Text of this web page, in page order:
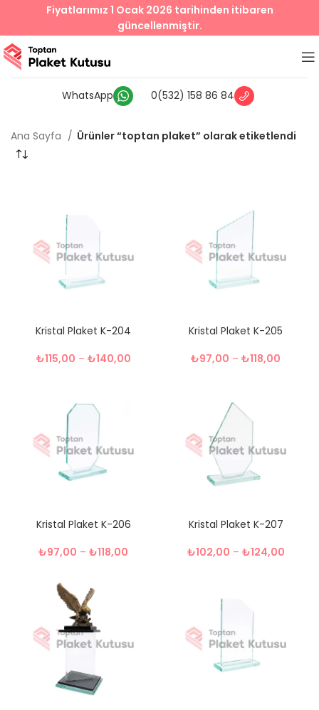
WhatsApp 0(532) 158 86 84
Ana Sayfa Ürünler “toptan plaket” olarak etiketlendi
Kristal Plaket K-204
₺115,00 – ₺140,00
Kristal Plaket K-205
₺97,00 – ₺118,00
Kristal Plaket K-206
₺97,00 – ₺118,00
Kristal Plaket K-207
₺102,00 – ₺124,00
Fiyatlarımız 1 Ocak 2026 tarihinden itibaren
güncellenmiştir.